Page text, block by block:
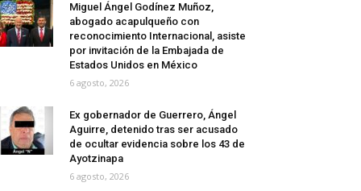
Miguel Ángel Godínez Muñoz,
abogado acapulqueño con
reconocimiento Internacional, asiste
por invitación de la Embajada de
Estados Unidos en México
6 agosto, 2026
Ex gobernador de Guerrero, Ángel
Aguirre, detenido tras ser acusado
de ocultar evidencia sobre los 43 de
Ayotzinapa
6 agosto, 2026